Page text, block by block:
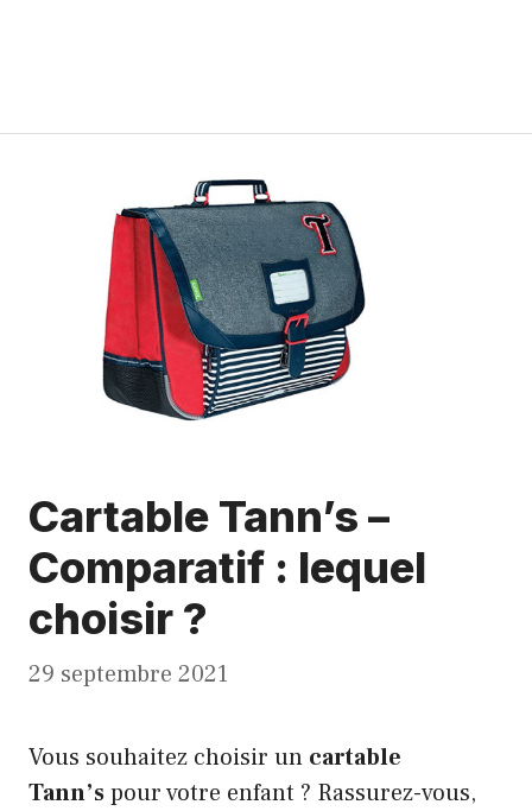
Cartable Tann’s –
Comparatif : lequel
choisir ?
29 septembre 2021
Vous souhaitez choisir un cartable
Tann’spour votre enfant ? Rassurez-vous,